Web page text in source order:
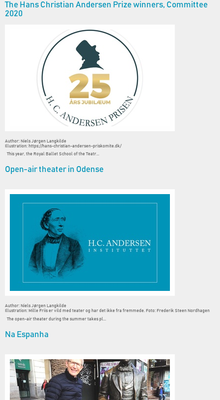
The Hans Christian Andersen Prize winners, Committee
2020
Author: Niels Jørgen Langkilde
Illustration: https://hans-christian-andersen-priskomite.dk/
This year, the Royal Ballet School of the Teatr...
Open-air theater in Odense
Author: Niels Jørgen Langkilde
Illustration: Mille Friis er vild med teater og har det ikke fra fremmede. Foto: Frederik Steen Nordhagen
The open-air theater during the summer takes pl...
Na Espanha